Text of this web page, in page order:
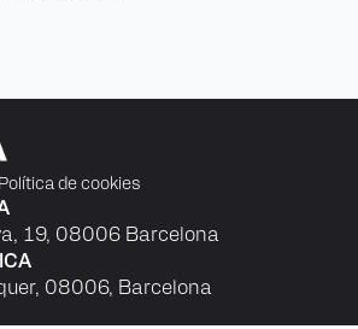
Política de cookies
19, 08006 Barcelona
08006, Barcelona